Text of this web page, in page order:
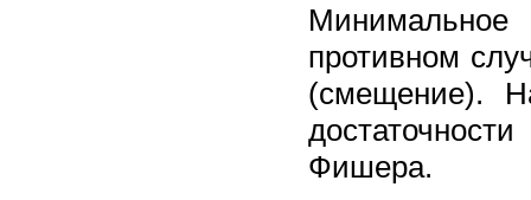
противном
(смещение).
Фишера.